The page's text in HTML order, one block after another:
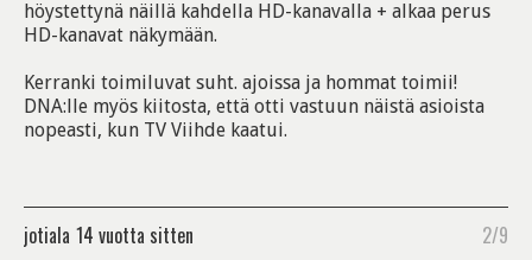
höystettynä näillä kahdella HD-kanavalla + alkaa perus
HD-kanavat näkymään.
Kerranki toimiluvat suht. ajoissa ja hommat toimii!
DNA:lle myös kiitosta, että otti vastuun näistä asioista
nopeasti, kun TV Viihde kaatui.
jotiala 14 vuotta sitten 2/9